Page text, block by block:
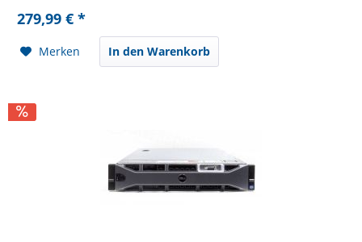
279,99 € *
Merken In den Warenkorb